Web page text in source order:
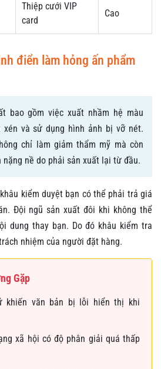
Thiệp cưới VIP
card
Cao
điển làm hỏng ấn phẩm
bao gồm việc xuất nhầm hệ màu
và sử dụng hình ảnh bị vỡ nét.
chỉ làm giảm thẩm mỹ mà còn
nề do phải sản xuất lại từ đầu.
kiểm duyệt bạn có thể phải trả giá
Đội ngũ sản xuất đôi khi không thể
dung thay bạn. Do đó khâu kiểm tra
nhiệm của người đặt hàng.
Gặp
khiến văn bản bị lỗi hiển thị khi
xã hội có độ phân giải quá thấp